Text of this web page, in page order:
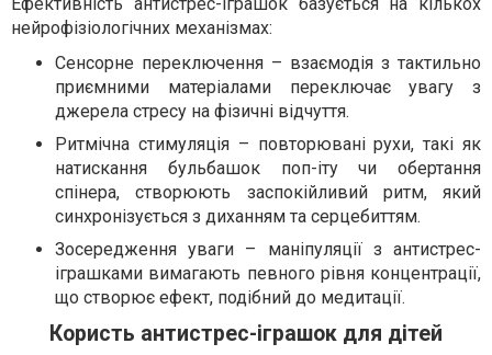
нейрофізіологічних механізмах:
Сенсорне переключення – взаємодія з тактильно
приємними матеріалами переключає увагу з
джерела стресу на фізичні відчуття.
Ритмічна стимуляція – повторювані рухи, такі як
натискання бульбашок поп-іту чи обертання
спінера, створюють заспокійливий ритм, який
синхронізується з диханням та серцебиттям.
Зосередження уваги – маніпуляції з антистрес-
іграшками вимагають певного рівня концентрації,
що створює ефект, подібний до медитації.
Користь антистрес-іграшок для дітей